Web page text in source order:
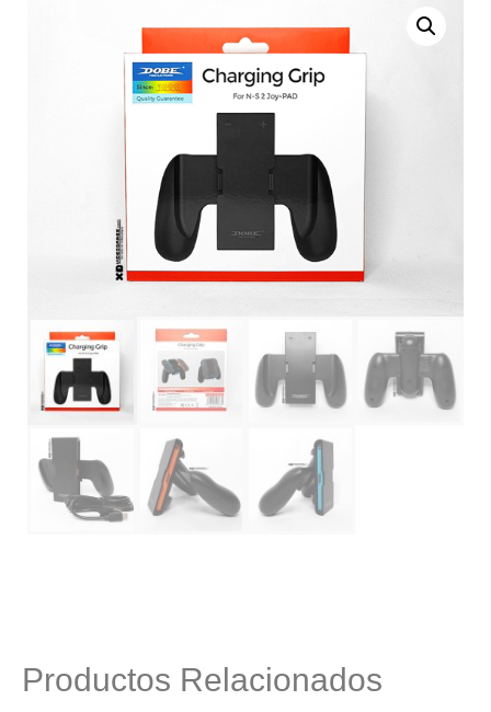
Productos Relacionados